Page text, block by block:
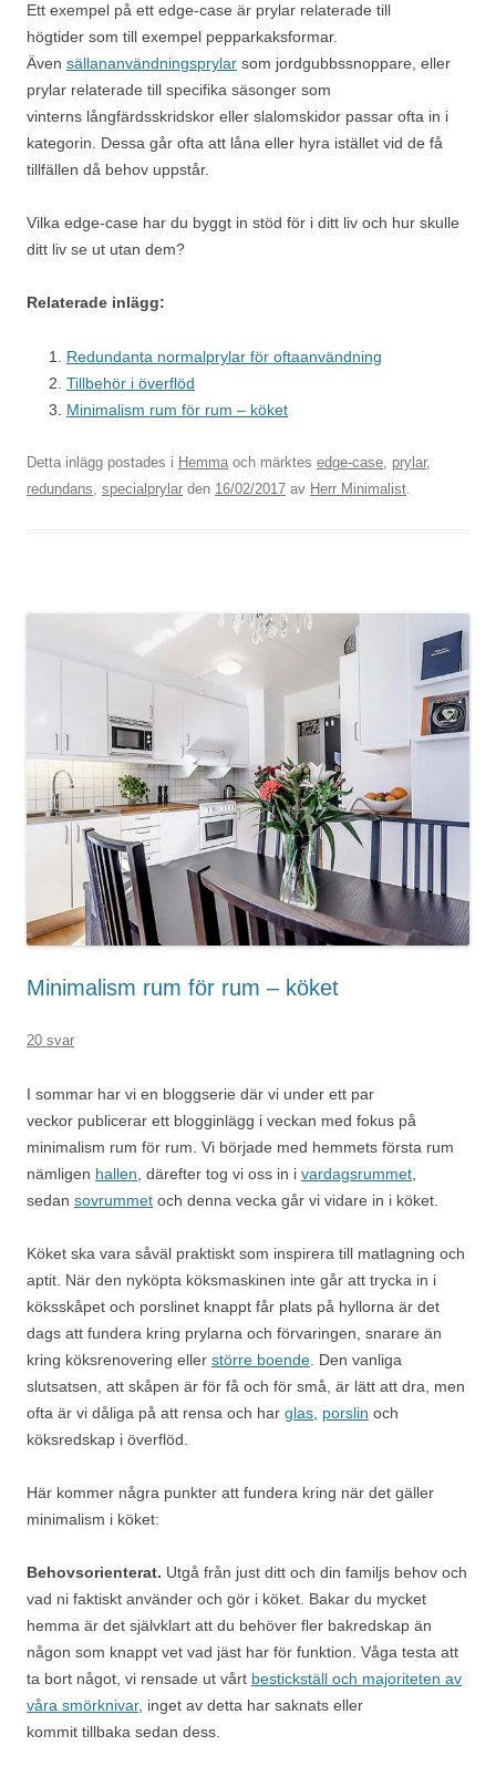
Ett exempel på ett edge-case är prylar relaterade till
högtider som till exempel pepparkaksformar.
Även sällananvändningsprylar som jordgubbssnoppare, eller
prylar relaterade till specifika säsonger som
vinterns långfärdsskridskor eller slalomskidor passar ofta in i
kategorin. Dessa går ofta att låna eller hyra istället vid de få
tillfällen då behov uppstår.
Vilka edge-case har du byggt in stöd för i ditt liv och hur skulle
ditt liv se ut utan dem?
Relaterade inlägg:
Redundanta normalprylar för oftaanvändning
Tillbehör i överflöd
Minimalism rum för rum – köket
Detta inlägg postades i Hemma och märktes edge-case, prylar,
redundans, specialprylar den 16/02/2017 av Herr Minimalist.
Minimalism rum för rum – köket
20 svar
I sommar har vi en bloggserie där vi under ett par
veckor publicerar ett blogginlägg i veckan med fokus på
minimalism rum för rum. Vi började med hemmets första rum
nämligen hallen , därefter tog vi oss in i vardagsrummet
sedan sovrummet och denna vecka går vi vidare in i köket.
Köket ska vara såväl praktiskt som inspirera till matlagning och
aptit. När den nyköpta köksmaskinen inte går att trycka in i
köksskåpet och porslinet knappt får plats på hyllorna är det
dags att fundera kring prylarna och förvaringen, snarare än
kring köksrenovering eller större boende . Den vanliga
slutsatsen, att skåpen är för få och för små, är lätt att dra, men
ofta är vi dåliga på att rensa och har glas porslin och
köksredskap i överflöd.
Här kommer några punkter att fundera kring när det gäller
minimalism i köket:
Behovsorienterat. Utgå från just ditt och din familjs behov och
vad ni faktiskt använder och gör i köket. Bakar du mycket
hemma är det självklart att du behöver fler bakredskap än
någon som knappt vet vad jäst har för funktion. Våga testa att
ta bort något, vi rensade ut vårt bestickställ och majoriteten av
våra smörknivar, inget av detta har saknats eller
kommit tillbaka sedan dess.